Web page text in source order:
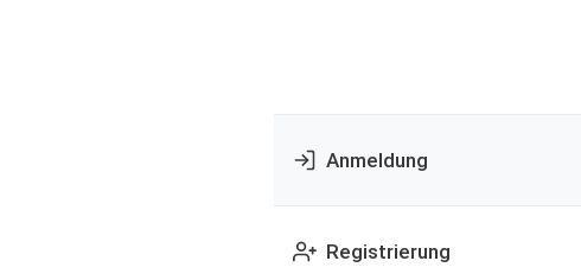
Anmeldung
Registrierung